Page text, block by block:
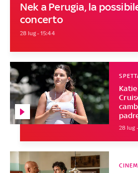
Nek a Perugia, la
concerto
28 lug - 15:44
28 lug